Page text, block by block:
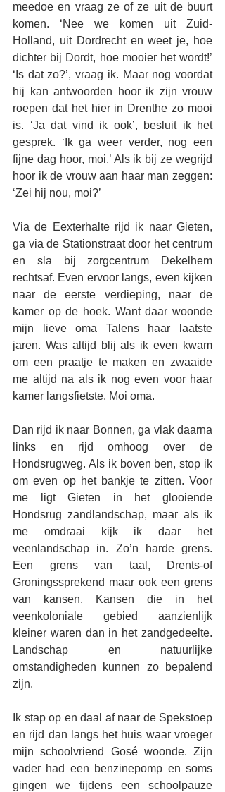
meedoe en vraag ze of ze uit de buurt
komen. ‘Nee we komen uit Zuid-
Holland, uit Dordrecht en weet je, hoe
dichter bij Dordt, hoe mooier het wordt!’
‘Is dat zo?’, vraag ik. Maar nog voordat
hij kan antwoorden hoor ik zijn vrouw
roepen dat het hier in Drenthe zo mooi
is. ‘Ja dat vind ik ook’, besluit ik het
gesprek. ‘Ik ga weer verder, nog een
fijne dag hoor, moi.’ Als ik bij ze wegrijd
hoor ik de vrouw aan haar man zeggen:
‘Zei hij nou, moi?’
Via de Eexterhalte rijd ik naar Gieten,
ga via de Stationstraat door het centrum
en sla bij zorgcentrum Dekelhem
rechtsaf. Even ervoor langs, even kijken
naar de eerste verdieping, naar de
kamer op de hoek. Want daar woonde
mijn lieve oma Talens haar laatste
jaren. Was altijd blij als ik even kwam
om een praatje te maken en zwaaide
me altijd na als ik nog even voor haar
kamer langsfietste. Moi oma.
Dan rijd ik naar Bonnen, ga vlak daarna
links en rijd omhoog over de
Hondsrugweg. Als ik boven ben, stop ik
om even op het bankje te zitten. Voor
me ligt Gieten in het glooiende
Hondsrug zandlandschap, maar als ik
me omdraai kijk ik daar het
veenlandschap in. Zo’n harde grens.
Een grens van taal, Drents-of
Groningssprekend maar ook een grens
van kansen. Kansen die in het
veenkoloniale gebied aanzienlijk
kleiner waren dan in het zandgedeelte.
Landschap en natuurlijke
omstandigheden kunnen zo bepalend
zijn.
Ik stap op en daal af naar de Spekstoep
en rijd dan langs het huis waar vroeger
mijn schoolvriend Gosé woonde. Zijn
vader had een benzinepomp en soms
gingen we tijdens een schoolpauze